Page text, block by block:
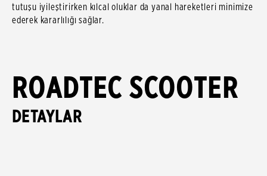
tutuşu iyileştirirken kılcal oluklar da yanal hareketleri minimize
ederek kararlılığı sağlar.
ROADTEC SCOOTER
DETAYLAR